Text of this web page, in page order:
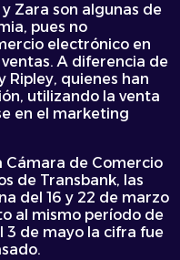
y Zara son algunas de
pues no
electrónico en
A diferencia de
Ripley, quienes han
utilizando la venta
en el marketing
Cámara de Comercio
de Transbank, las
del 16 y 22 de marzo
al mismo período de
3 de mayo la cifra fue